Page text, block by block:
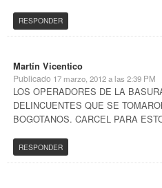
RESPONDER
Martín Vicentico
Publicado 17 marzo, 2012 a las 2:39 PM
LOS OPERADORES DE LA
DELINCUENTES QUE SE
BOGOTANOS. CARCEL PARA
RESPONDER